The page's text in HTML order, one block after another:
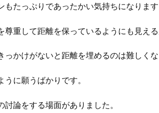
たっぷりであったかい気持ちになります
尊重して距離を保っているようにも見える
っかけがないと距離を埋めるのは難しくな
に願うばかりです。
論をする場面がありました。